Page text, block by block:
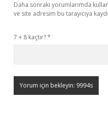
Daha sonraki yorumlarımda
ve site adresim bu tarayıcıya
7 + 8 kaçtır?*